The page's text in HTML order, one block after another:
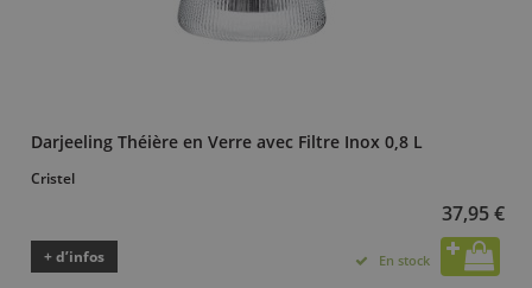
Darjeeling Théière en Verre avec Filtre Inox 0,8 L
Cristel
37,95 €
+ d’infos En stock